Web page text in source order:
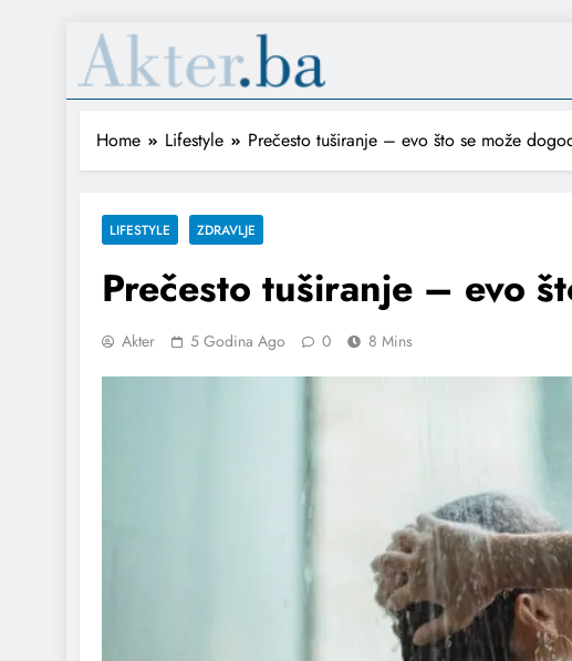
Home Lifestyle Prečesto tuširanje – evo što se može
LIFESTYLE ZDRAVLJE
Prečesto tuširanje – evo
Akter 5 Godina Ago 0 8 Mins